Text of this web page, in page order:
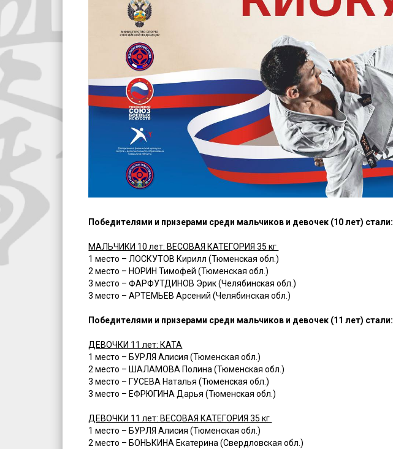
Победителями и призерами среди мальчиков и девочек (10 лет) стали:
МАЛЬЧИКИ 10 лет: ВЕСОВАЯ КАТЕГОРИЯ 35 кг
1 место – ЛОСКУТОВ Кирилл (Тюменская обл.)
2 место – НОРИН Тимофей (Тюменская обл.)
3 место – ФАРФУТДИНОВ Эрик (Челябинская обл.)
3 место – АРТЕМЬЕВ Арсений (Челябинская обл.)
Победителями и призерами среди мальчиков и девочек (11 лет) стали:
ДЕВОЧКИ 11 лет: КАТА
1 место – БУРЛЯ Алисия (Тюменская обл.)
2 место – ШАЛАМОВА Полина (Тюменская обл.)
3 место – ГУСЕВА Наталья (Тюменская обл.)
3 место – ЕФРЮГИНА Дарья (Тюменская обл.)
ДЕВОЧКИ 11 лет: ВЕСОВАЯ КАТЕГОРИЯ 35 кг
1 место – БУРЛЯ Алисия (Тюменская обл.)
2 место – БОНЬКИНА Екатерина (Свердловская обл.)